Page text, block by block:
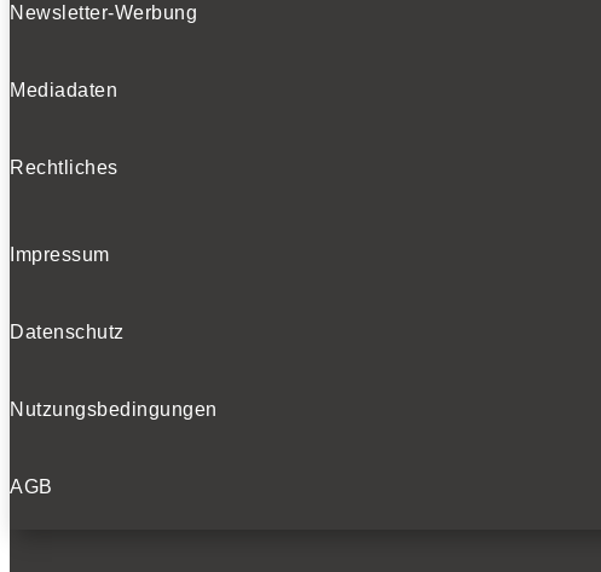
Newsletter-Werbung
Mediadaten
Rechtliches
Impressum
Datenschutz
Nutzungsbedingungen
AGB